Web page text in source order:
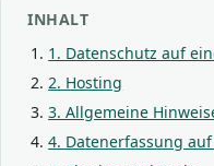
INHALT
1. Datenschutz auf
2. Hosting
3. Allgemeine
4. Datenerfassung